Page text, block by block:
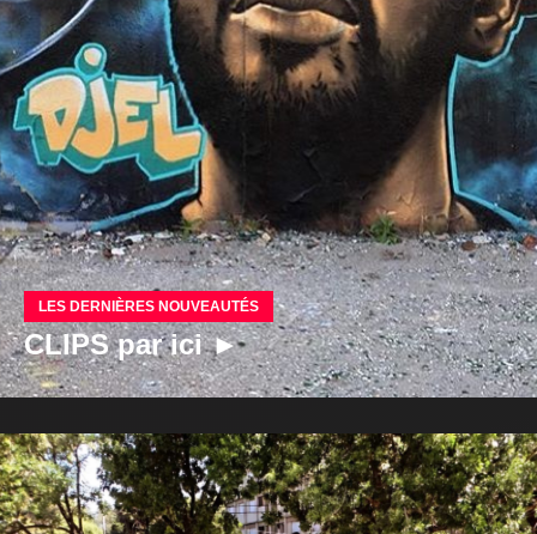
LES DERNIÈRES NOUVEAUTÉS
CLIPS par ici ►